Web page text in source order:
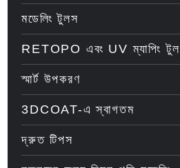
মডেলিং টুলস
RETOPO এবং UV ম্যাপিং টুল
স্মার্ট উপকরণ
3DCOAT-এ স্বাগতম
দ্রুত টিপস